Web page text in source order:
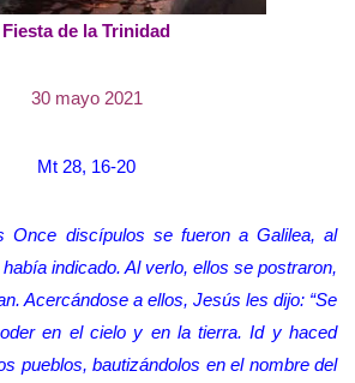
Fiesta de la Trinidad
30 mayo 2021
Mt 28, 16-20
Once discípulos se fueron a Galilea, al
indicado. Al verlo, ellos se postraron,
Acercándose a ellos, Jesús les dijo: “Se
en el cielo y en la tierra. Id y haced
pueblos, bautizándolos en el nombre del